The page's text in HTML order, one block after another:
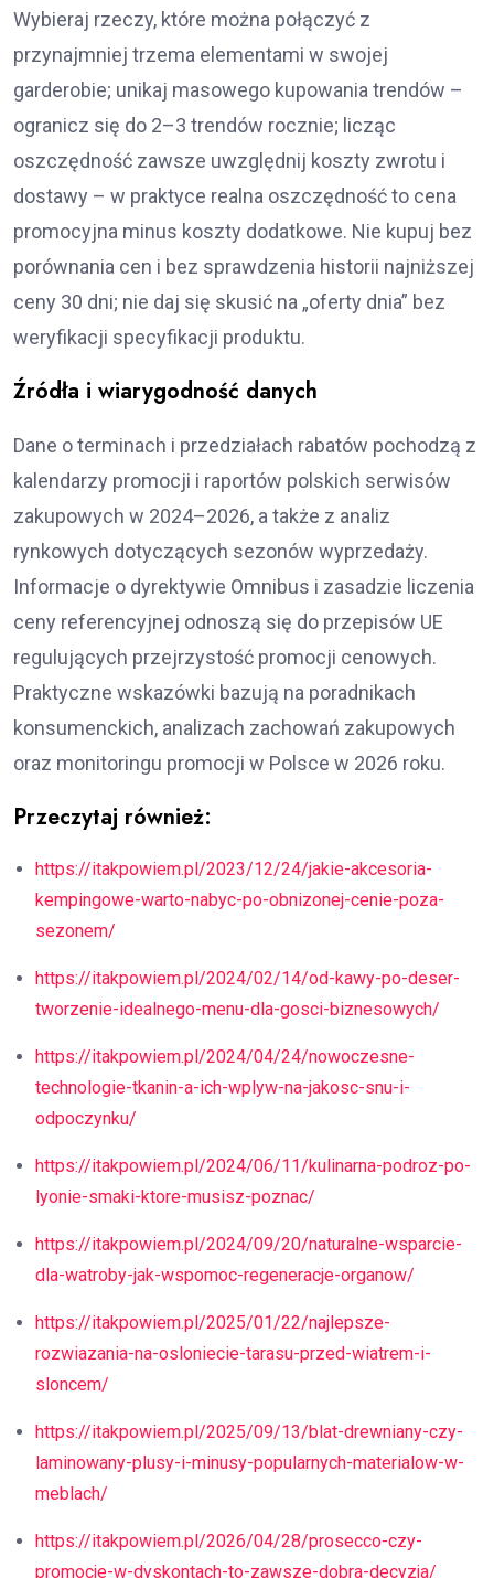
Wybieraj rzeczy, które można połączyć z
przynajmniej trzema elementami w swojej
garderobie; unikaj masowego kupowania trendów –
ogranicz się do 2–3 trendów rocznie; licząc
oszczędność zawsze uwzględnij koszty zwrotu i
dostawy – w praktyce realna oszczędność to cena
promocyjna minus koszty dodatkowe. Nie kupuj bez
porównania cen i bez sprawdzenia historii najniższej
ceny 30 dni; nie daj się skusić na „oferty dnia” bez
weryfikacji specyfikacji produktu.
Źródła i wiarygodność danych
Dane o terminach i przedziałach rabatów pochodzą z
kalendarzy promocji i raportów polskich serwisów
zakupowych w 2024–2026, a także z analiz
rynkowych dotyczących sezonów wyprzedaży.
Informacje o dyrektywie Omnibus i zasadzie liczenia
ceny referencyjnej odnoszą się do przepisów UE
regulujących przejrzystość promocji cenowych.
Praktyczne wskazówki bazują na poradnikach
konsumenckich, analizach zachowań zakupowych
oraz monitoringu promocji w Polsce w 2026 roku.
Przeczytaj również:
https://itakpowiem.pl/2023/12/24/jakie-akcesoria-
kempingowe-warto-nabyc-po-obnizonej-cenie-poza-
sezonem/
https://itakpowiem.pl/2024/02/14/od-kawy-po-deser-
tworzenie-idealnego-menu-dla-gosci-biznesowych/
https://itakpowiem.pl/2024/04/24/nowoczesne-
technologie-tkanin-a-ich-wplyw-na-jakosc-snu-i-
odpoczynku/
https://itakpowiem.pl/2024/06/11/kulinarna-podroz-po-
lyonie-smaki-ktore-musisz-poznac/
https://itakpowiem.pl/2024/09/20/naturalne-wsparcie-
dla-watroby-jak-wspomoc-regeneracje-organow/
https://itakpowiem.pl/2025/01/22/najlepsze-
rozwiazania-na-osloniecie-tarasu-przed-wiatrem-i-
sloncem/
https://itakpowiem.pl/2025/09/13/blat-drewniany-czy-
laminowany-plusy-i-minusy-popularnych-materialow-w-
meblach/
https://itakpowiem.pl/2026/04/28/prosecco-czy-
promocje-w-dyskontach-to-zawsze-dobra-decyzja/